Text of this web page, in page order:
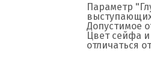
Параметр
Допустимое
Цвет сейфа
отличаться